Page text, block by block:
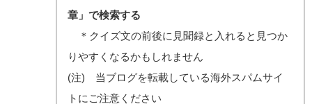
章」で検索する
＊クイズ文の前後に見聞録と入れると見つか
りやすくなるかもしれません
(注) 当ブログを転載している海外スパムサイ
トにご注意ください